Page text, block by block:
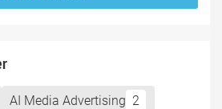
AI Media Advertising 2